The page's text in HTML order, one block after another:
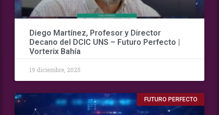
Diego Martínez, Profesor y Director
Decano del DCIC UNS – Futuro Perfecto |
Vorterix Bahía
19 diciembre, 2025
FUTURO PERFECTO